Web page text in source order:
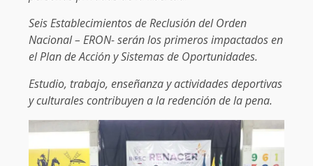
Seis Establecimientos de Reclusión del Orden
Nacional – ERON- serán los primeros impactados en
el Plan de Acción y Sistemas de Oportunidades.
Estudio, trabajo, enseñanza y actividades deportivas
y culturales contribuyen a la redención de la pena.